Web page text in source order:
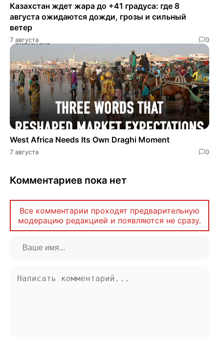
Казахстан ждет жара до +41 градуса: где 8
августа ожидаются дожди, грозы и сильный
ветер
7 августа 0
West Africa Needs Its Own Draghi Moment
7 августа 0
Комментариев пока нет
Все комментарии проходят предварительную
модерацию редакцией и появляются не сразу.